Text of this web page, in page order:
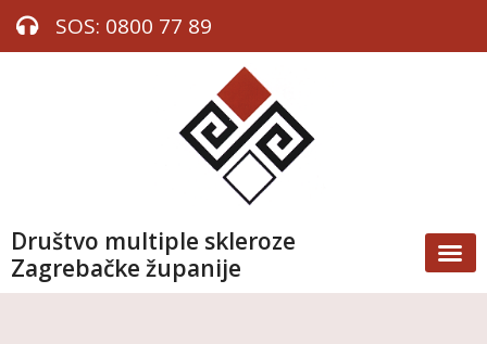
SOS: 0800 77 89
Društvo multiple skleroze
Zagrebačke županije